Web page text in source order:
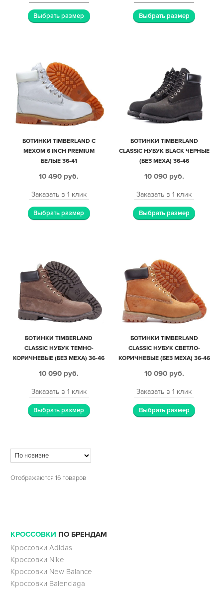
Выбрать размер Выбрать размер
БОТИНКИ TIMBERLAND С
МЕХОМ 6 INCH PREMIUM
БЕЛЫЕ 36-41
10 490 руб.
Заказать в 1 клик
Выбрать размер
БОТИНКИ TIMBERLAND
CLASSIC НУБУК BLACK ЧЕРНЫЕ
(БЕЗ МЕХА) 36-46
10 090 руб.
Заказать в 1 клик
Выбрать размер
БОТИНКИ TIMBERLAND
CLASSIC НУБУК ТЕМНО-
КОРИЧНЕВЫЕ (БЕЗ МЕХА) 36-46
10 090 руб.
Заказать в 1 клик
Выбрать размер
БОТИНКИ TIMBERLAND
CLASSIC НУБУК СВЕТЛО-
КОРИЧНЕВЫЕ (БЕЗ МЕХА) 36-46
10 090 руб.
Заказать в 1 клик
Выбрать размер
Отображаются 16 товаров
КРОССОВКИ ПО БРЕНДАМ
Кроссовки Adidas
Кроссовки Nike
Кроссовки New Balance
Кроссовки Balenciaga